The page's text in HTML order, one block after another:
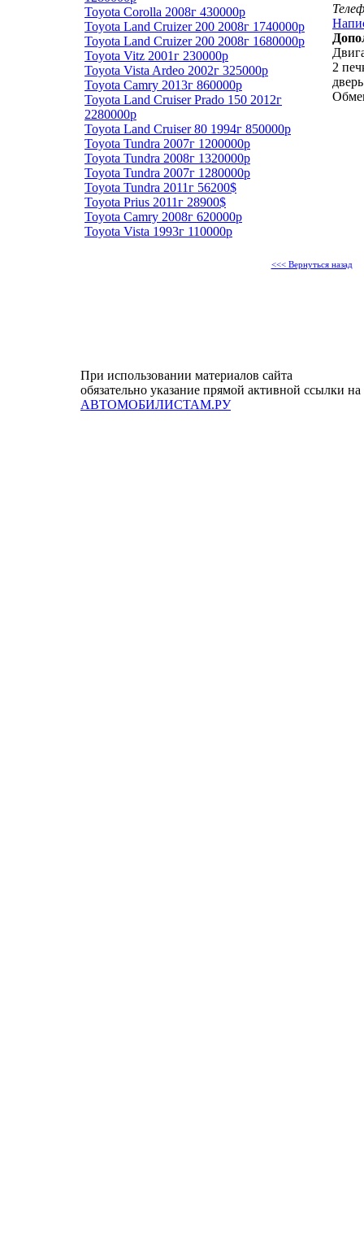
Toyota Corolla 2008г 430000р
Toyota Land Cruizer 200 2008г 1740000р
Toyota Land Cruizer 200 2008г 1680000р
Toyota Vitz 2001г 230000р
Toyota Vista Ardeo 2002г 325000р
Toyota Camry 2013г 860000р
Toyota Land Cruiser Prado 150 2012г
2280000р
Toyota Land Cruiser 80 1994г 850000р
Toyota Tundra 2007г 1200000р
Toyota Tundra 2008г 1320000р
Toyota Tundra 2007г 1280000р
Toyota Tundra 2011г 56200$
Toyota Prius 2011г 28900$
Toyota Camry 2008г 620000р
Toyota Vista 1993г 110000р
2
<<< Вернуться назад
При использовании материалов сайта
обязательно указание прямой активной ссылки на
АВТОМОБИЛИСТАМ.РУ